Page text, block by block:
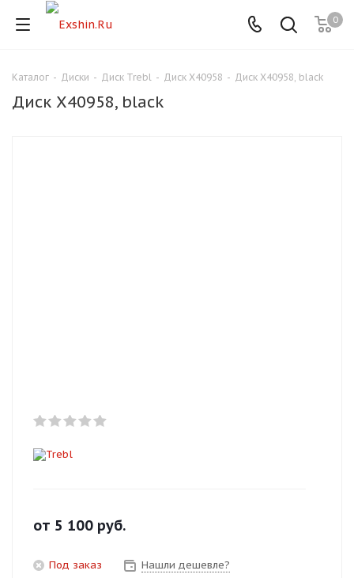
0
Каталог - Диски - Диск Trebl - Диск X40958 - Диск X40958, black
Диск X40958, black
от 5 100 руб.
Под заказ
Нашли дешевле?
Для клиентов всех банков
Оплачивайте сегодня только
Получайте товар